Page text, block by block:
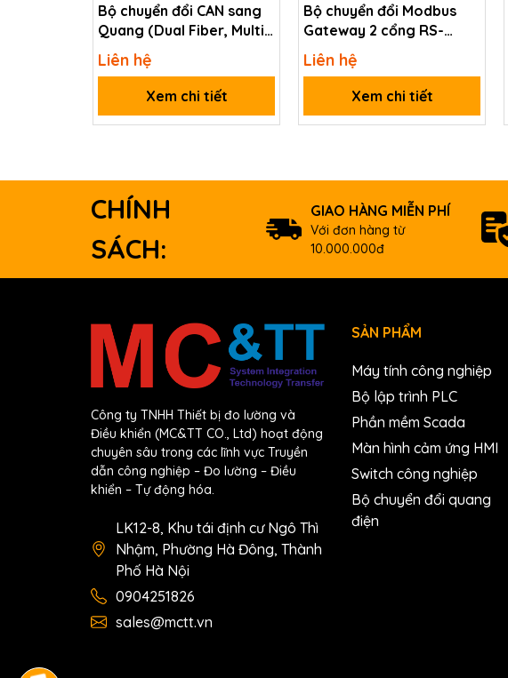
Bộ chuyển đổi CAN sang
Quang (Dual Fiber, Multi
Mode, ST, 2KM) ICP DAS I-
2533-UTA CR
Liên hệ
Xem chi tiết
Bộ chuyển đổi Modbus
Gateway 2 cổng RS-
232/422/485 sang 2 cổng
Ethernet ICP DAS GW-
2528iM CR
Liên hệ
Xem chi tiết
CHÍNH
SÁCH:
GIAO HÀNG MIỄN PHÍ
Với đơn hàng từ
10.000.000đ
Công ty TNHH Thiết bị đo lường và
Điều khiển (MC&TT CO., Ltd) hoạt động
chuyên sâu trong các lĩnh vực Truyền
dẫn công nghiệp – Đo lường – Điều
khiển – Tự động hóa.
LK12-8, Khu tái định cư Ngô Thì
Nhậm, Phường Hà Đông, Thành
Phố Hà Nội
0904251826
sales@mctt.vn
SẢN PHẨM
Máy tính công nghiệp
Bộ lập trình PLC
Phần mềm Scada
Màn hình cảm ứng HMI
Switch công nghiệp
Bộ chuyển đổi quang
điện